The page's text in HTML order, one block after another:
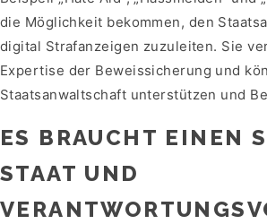
die Möglichkeit bekommen, den
digital Strafanzeigen zuzuleiten. Sie
Expertise der Beweissicherung und
Staatsanwaltschaft unterstützen und
ES BRAUCHT EINEN
STAAT UND